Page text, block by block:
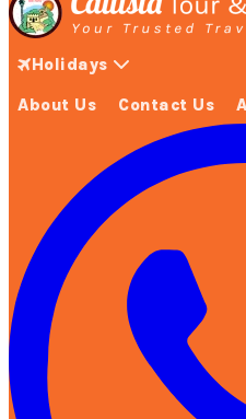
Holidays
About Us Contact Us